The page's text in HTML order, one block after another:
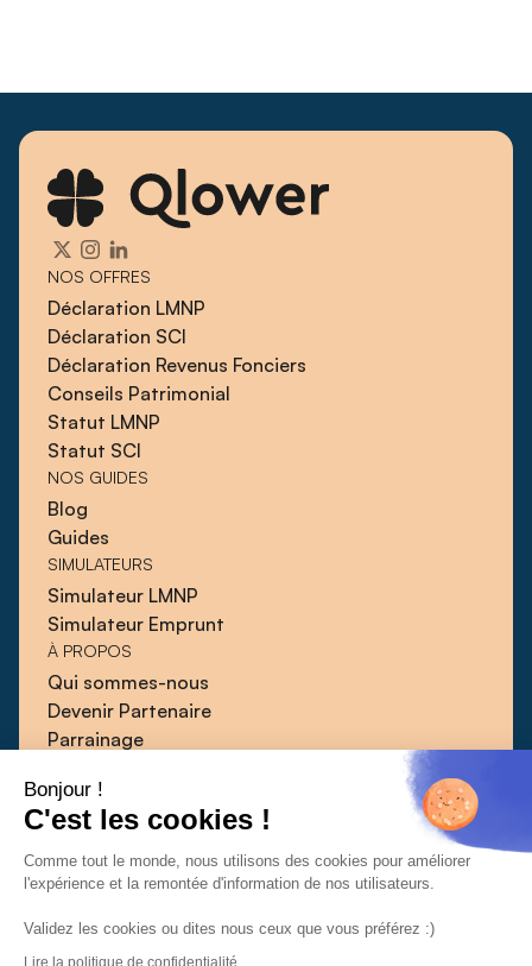
Bonjour !
C'est les cookies !
Comme tout le monde, nous utilisons des cookies pour améliorer
l'expérience et la remontée d'information de nos utilisateurs.
Validez les cookies ou dites nous ceux que vous préférez :)
Lire la politique de confidentialité
NOS OFFRES
Déclaration LMNP
Déclaration SCI
Déclaration Revenus Fonciers
Conseils Patrimonial
Statut LMNP
Statut SCI
NOS GUIDES
Blog
Guides
SIMULATEURS
Simulateur LMNP
Simulateur Emprunt
À PROPOS
Qui sommes-nous
Devenir Partenaire
Parrainage
Guides
Presse
Contact